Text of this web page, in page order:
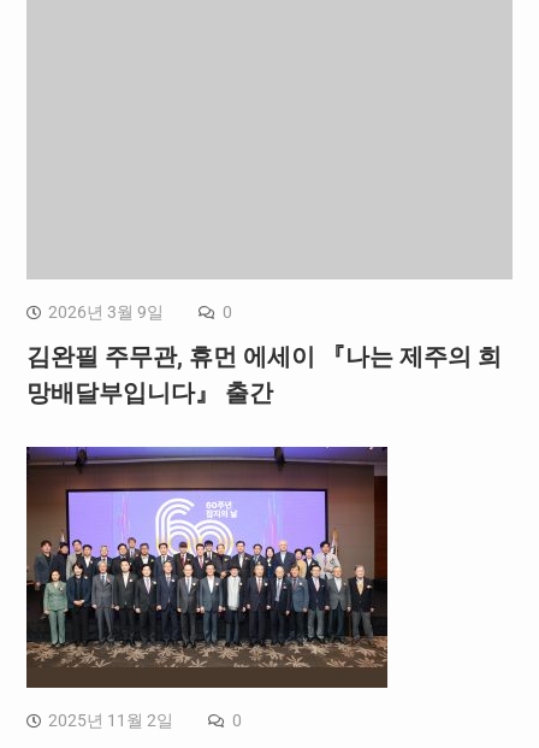
2026년 3월 9일 0
김완필 주무관, 휴먼 에세이 『나는 제주의 희
망배달부입니다』 출간
2025년 11월 2일 0